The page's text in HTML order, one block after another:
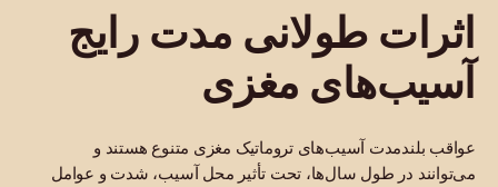
اثرات طولانی مدت رایج
آسیب‌های مغزی
عواقب بلندمدت آسیب‌های تروماتیک مغزی متنوع هستند و
می‌توانند در طول سال‌ها، تحت تأثیر محل آسیب، شدت و عوامل